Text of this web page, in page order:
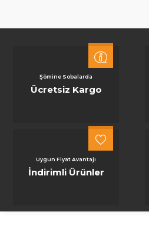
Şömine Sobalarda
Ücretsiz Kargo
Uygun Fiyat Avantajı
İndirimli Ürünler